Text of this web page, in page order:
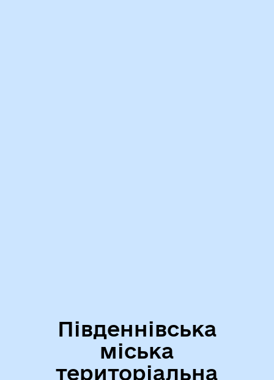
Південнівська
міська
територіальна